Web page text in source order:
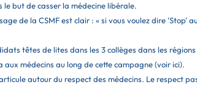
but de casser la médecine libérale.
de la CSMF est clair : « si vous voulez dire 'Stop'
têtes de lites dans les 3 collèges dans les
médecins au long de cette campagne (voir ici).
autour du respect des médecins. Le respect